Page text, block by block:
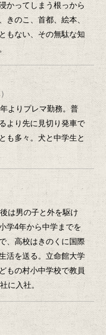
かってしまう根っから
きのこ、首都、絵本、
もない、その無駄な知
よりプレマ勤務。普
より先に見切り発車で
も多々。犬と中学生と
は男の子と外を駆け
学4年から中学までを
、高校はきのくに国際
活を送る。立命館大学
もの村小中学校で教員
に入社。